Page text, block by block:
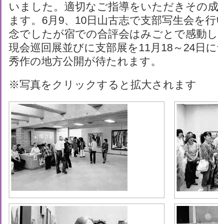
いました。適切なご指導をいただきその
ます。6月9、10日山古志で支部写生会を
念でしたが宿での合評会はみごとで感動
現会巡回展並びに支部展を11月18～24日
秀作の地方公開が待たれます。
※写真をクリックすると拡大されます